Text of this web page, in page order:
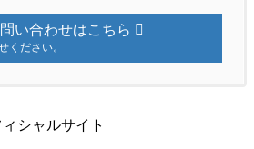
い合わせはこちら
ください。
シャルサイト